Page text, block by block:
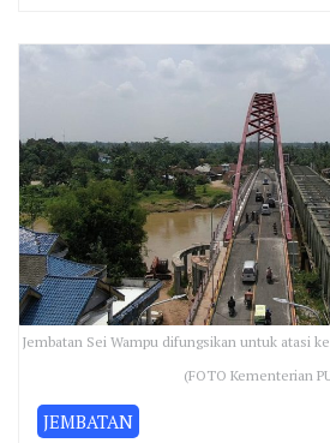
Jembatan Sei Wampu difungsikan untuk atasi
(FOTO Kementerian
JEMBATAN